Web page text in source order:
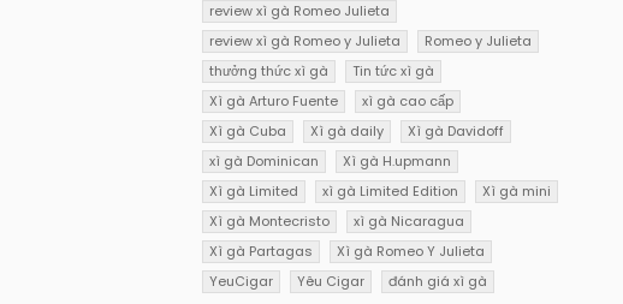
review xì gà Romeo Julieta
review xì gà Romeo y Julieta
Romeo y Julieta
thưởng thức xì gà
Tin tức xì gà
Xì gà Arturo Fuente
xì gà cao cấp
Xì gà Cuba
Xì gà daily
Xì gà Davidoff
xì gà Dominican
Xì gà H.upmann
Xì gà Limited
xì gà Limited Edition
Xì gà mini
Xì gà Montecristo
xì gà Nicaragua
Xì gà Partagas
Xì gà Romeo Y Julieta
YeuCigar
Yêu Cigar đánh giá xì gà